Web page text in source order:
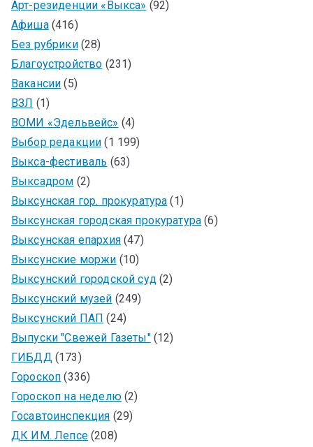
Арт-резиденции «Выкса» (92)
Афиша(416)
Без рубрики(28)
Благоустройство (231)
Вакансии (5)
ВЗЛ (1)
ВОМИ «Эдельвейс» (4)
Выбор редакции (1 199)
Выкса-фестиваль (63)
Выксадром (2)
Выксунская гор. прокуратура (1)
Выксунская городская прокуратура (6)
Выксунская епархия(47)
Выксунские моржи (10)
Выксунский городской суд (2)
Выксунский музей (249)
Выксунский ПАП (24)
Выпуски "Свежей Газеты"(12)
ГИБДД (173)
Гороскоп (336)
Гороскоп на неделю(2)
Госавтоинспекция (29)
ДК ИМ. Лепсе(208)